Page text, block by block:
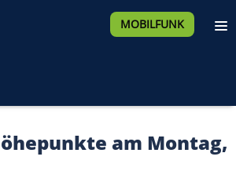
MOBILFUNK
am Montag,